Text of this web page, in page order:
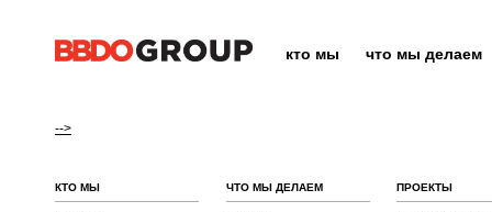
кто мы что мы делаем
-->
КТО МЫ ЧТО МЫ ДЕЛАЕМ ПРОЕКТЫ